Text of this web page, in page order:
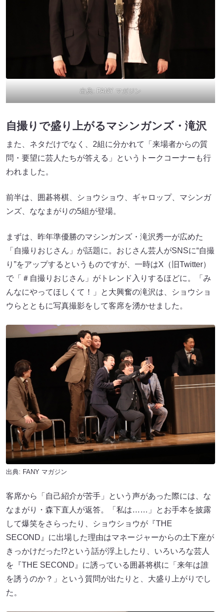
出典: FANY マガジン
自撮りで盛り上がるマシンガンズ・滝沢
また、ネタだけでなく、2組に分かれて「来場者からの質
問・要望に芸人たちが答える」というトークコーナーも行
われました。
前半は、囲碁将棋、ショウショウ、ギャロップ、マシンガ
ンズ、ななまがりの5組が登場。
まずは、昨年準優勝のマシンガンズ・滝沢秀一が広めた
「自撮りおじさん」が話題に。おじさん芸人がSNSに“自撮
り”をアップするというものですが、一時はX（旧Twitter）
で「＃自撮りおじさん」がトレンド入りするほどに。「み
んなにやってほしくて！」と大興奮の滝沢は、ショウショ
ウらとともに写真撮影をして客席を湧かせました。
出典: FANY マガジン
客席から「自己紹介が苦手」という声があった際には、な
なまがり・森下直人が返答。「私は……」とお手本を披露
して爆笑をさらったり、ショウショウが『THE
SECOND』に出場した理由はマネージャーからの土下座が
きっかけだった!?という話が浮上したり、いろいろな芸人
を『THE SECOND』に誘っている囲碁将棋に「来年は誰
を誘うのか？」という質問が出たりと、大盛り上がりでし
た。